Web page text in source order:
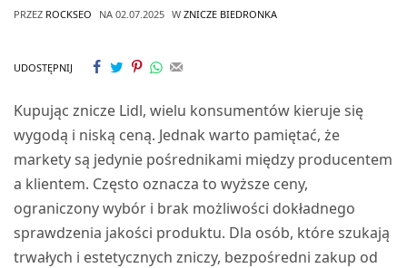
PRZEZ ROCKSEO NA 02.07.2025 W ZNICZE BIEDRONKA
UDOSTĘPNIJ
Kupując znicze Lidl, wielu konsumentów kieruje się
wygodą i niską ceną. Jednak warto pamiętać, że
markety są jedynie pośrednikami między producentem
a klientem. Często oznacza to wyższe ceny,
ograniczony wybór i brak możliwości dokładnego
sprawdzenia jakości produktu. Dla osób, które szukają
trwałych i estetycznych zniczy, bezpośredni zakup od